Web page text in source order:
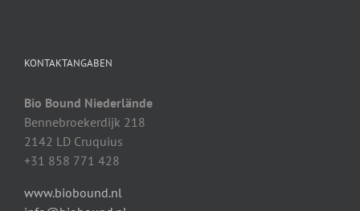
KONTAKTANGABEN
Bio Bound Niederlände
Bennebroekerdijk 218
2142 LD Cruquius
+31 858 771 428
www.biobound.nl